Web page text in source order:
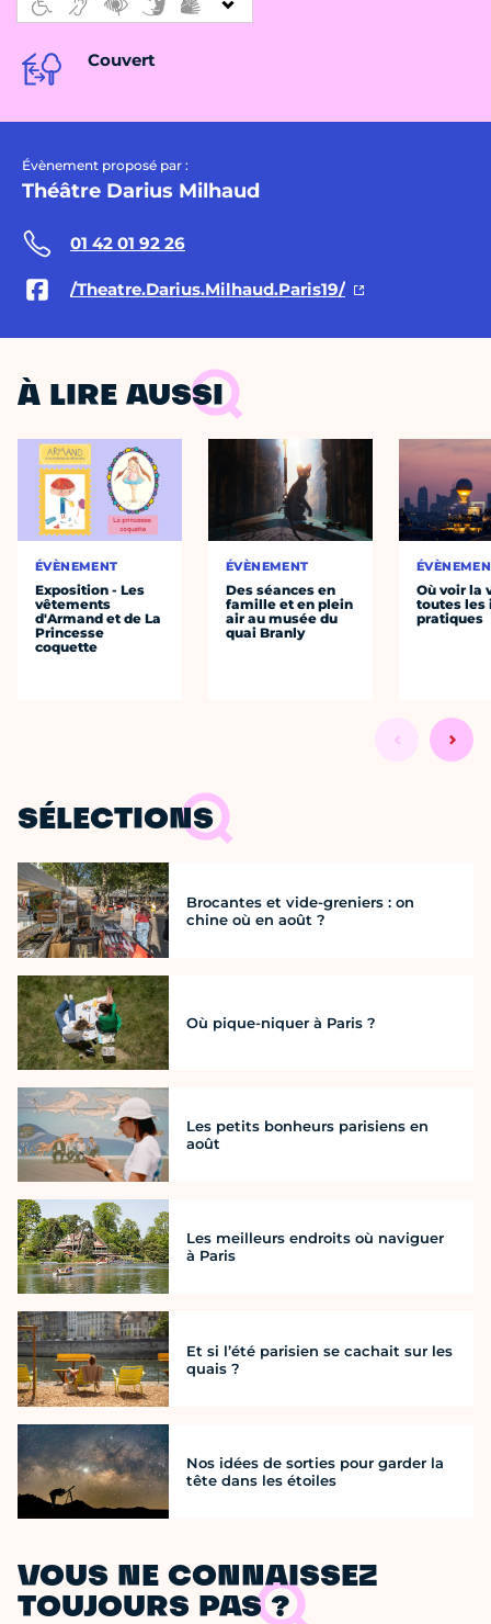
Couvert
Évènement proposé par :
Théâtre Darius Milhaud
01 42 01 92 26
/Theatre.Darius.Milhaud.Paris19/
À LIRE AUSSI
ÉVÈNEMENT
Exposition - Les
vêtements
d'Armand et de La
Princesse
coquette
ÉVÈNEMENT
Des séances en
famille et en plein
air au musée du
quai Branly
Où voir la
toutes les
pratiques
SÉLECTIONS
Brocantes et vide-greniers : on
chine où en août ?
Où pique-niquer à Paris ?
Les petits bonheurs parisiens en
août
Les meilleurs endroits où naviguer
à Paris
Et si l’été parisien se cachait sur les
quais ?
Nos idées de sorties pour garder la
tête dans les étoiles
VOUS NE CONNAISSEZ
TOUJOURS PAS ?